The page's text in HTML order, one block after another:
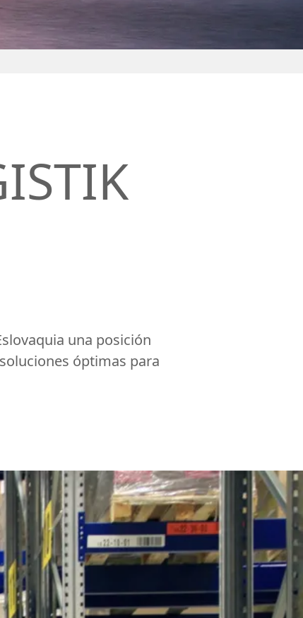
una posición
óptimas para